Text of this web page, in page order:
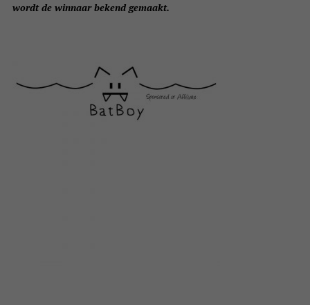
wordt de winnaar bekend gemaakt.